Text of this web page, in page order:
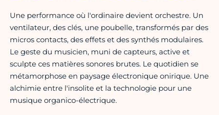
Une performance où l'ordinaire devient orchestre. Un
ventilateur, des clés, une poubelle, transformés par des
micros contacts, des effets et des synthés modulaires.
Le geste du musicien, muni de capteurs, active et
sculpte ces matières sonores brutes. Le quotidien se
métamorphose en paysage électronique onirique. Une
alchimie entre l'insolite et la technologie pour une
musique organico-électrique.